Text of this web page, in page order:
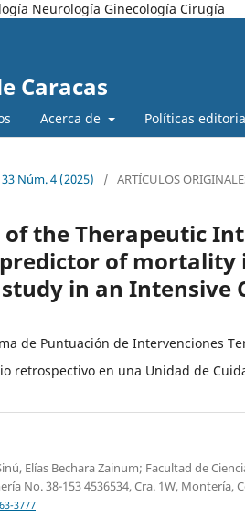
Neurología Ginecología Cirugía
Caracas
Acerca de Políticas
Núm. 4 (2025) / ARTÍCULOS
the Therapeutic
predictor of
in an Intensive
de Puntuación de Intervenciones
retrospectivo en una Unidad de
Elías Bechara Zainum; Facultad de
No. 38-153 4536534, Cra. 1W, Montería,
3777